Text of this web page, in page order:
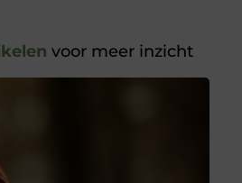
voor meer inzicht